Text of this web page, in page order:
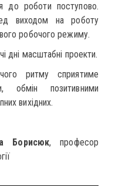
до роботи поступово.
виходом на роботу
робочого режиму.
дні масштабні проекти.
ритму сприятиме
обмін позитивними
вихідних.
Борисюк, професор